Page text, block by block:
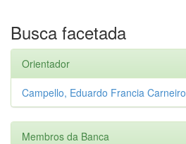
Busca facetada
Orientador
Campello, Eduardo Francia Carneiro
Membros da Banca